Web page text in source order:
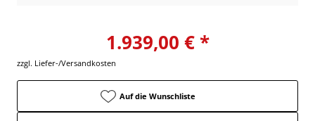
1.939,00 € *
zzgl. Liefer-/Versandkosten
Auf die Wunschliste